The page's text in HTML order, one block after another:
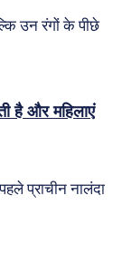
उन रंगों के पीछे
है और महिलाएं
प्राचीन नालंदा